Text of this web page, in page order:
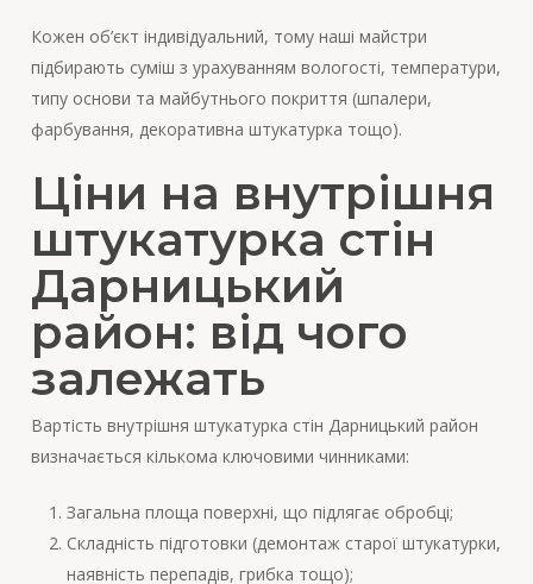
Кожен об’єкт індивідуальний, тому наші майстри
підбирають суміш з урахуванням вологості, температури,
типу основи та майбутнього покриття (шпалери,
фарбування, декоративна штукатурка тощо).
Ціни на внутрішня
штукатурка стін
Дарницький
район: від чого
залежать
Вартість внутрішня штукатурка стін Дарницький район
визначається кількома ключовими чинниками:
Загальна площа поверхні, що підлягає обробці;
Складність підготовки (демонтаж старої штукатурки,
наявність перепадів, грибка тощо);